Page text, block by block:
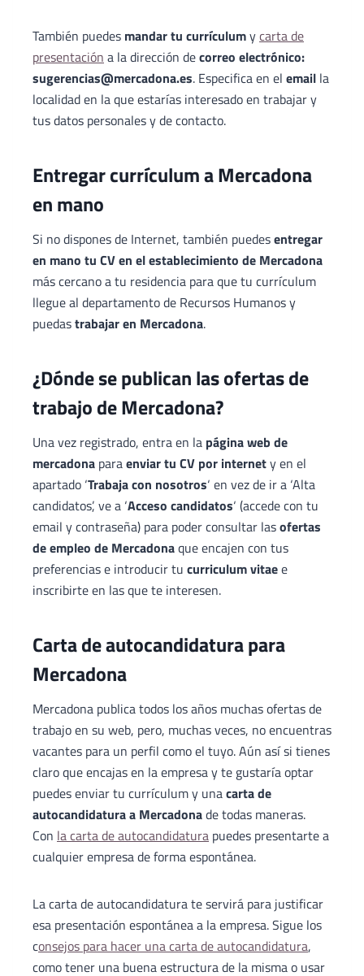
También puedes mandar tu currículumycarta de
presentación a la dirección decorreo electrónico:
sugerencias@mercadona.es. Especifica en el email la
localidad en la que estarías interesado en trabajar y
tus datos personales y de contacto.
Entregar currículum a Mercadona
en mano
Si no dispones de Internet, también puedesentregar
en mano tu CV en el establecimiento de Mercadona
más cercano a tu residencia para que tu currículum
llegue al departamento de Recursos Humanos y
puedastrabajar en Mercadona.
¿Dónde se publican las ofertas de
trabajo de Mercadona?
Una vez registrado, entra en la página web de
mercadona paraenviartu CV por internety en el
apartado ‘Trabaja con nosotros‘ en vez de ir a ‘Alta
candidatos’, ve a ‘Acceso candidatos‘ (accede con tu
email y contraseña) para poder consultar lasofertas
de empleo de Mercadonaque encajen con tus
preferencias e introducir tu curriculum vitaee
inscribirte en las que te interesen.
Carta de autocandidatura para
Mercadona
Mercadona publica todos los años muchas ofertas de
trabajo en su web, pero, muchas veces, no encuentras
vacantes para un perfil como el tuyo. Aún así si tienes
claro que encajas en la empresa y te gustaría optar
puedes enviar tu currículum y unacarta de
autocandidatura a Mercadonade todas maneras.
Con la carta de autocandidatura puedes presentarte a
cualquier empresa de forma espontánea.
La carta de autocandidatura te servirá para justificar
esa presentación espontánea a la empresa. Sigue los
consejos para hacer una carta de autocandidatura,
como tener una buena estructura de la misma o usar